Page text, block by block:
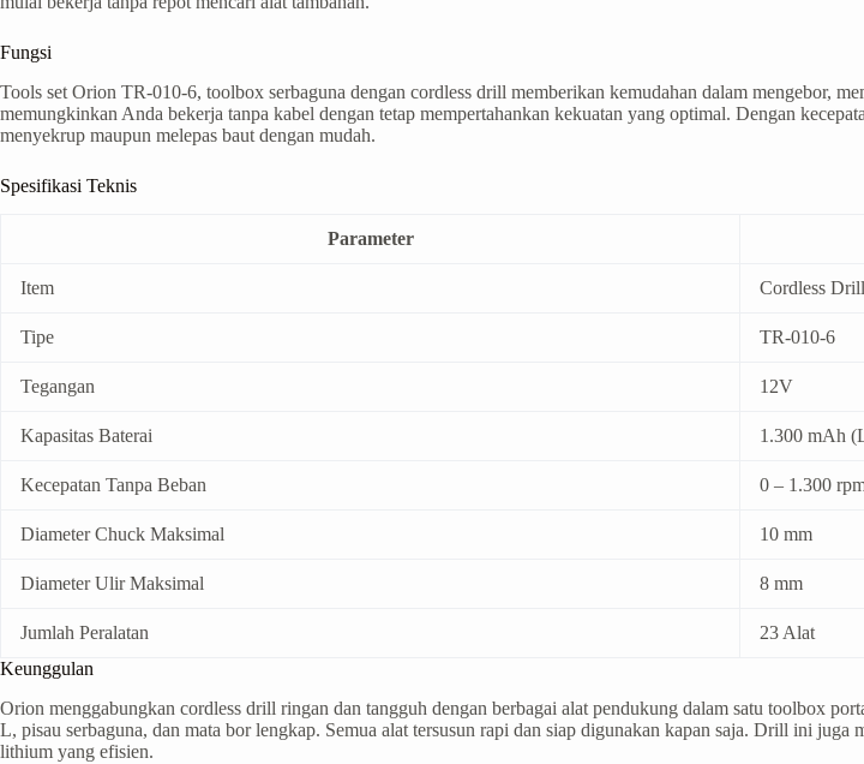
Fungsi
Tools set Orion TR-010-6, toolbox serbaguna dengan cordless drill memberikan kemudahan dalam mengebor,
memungkinkan Anda bekerja tanpa kabel dengan tetap mempertahankan kekuatan yang optimal. Dengan
menyekrup maupun melepas baut dengan mudah.
Spesifikasi Teknis
Parameter
Item Cordless
Tipe TR-010-6
Tegangan 12V
Kapasitas Baterai 1.300 mAh
Kecepatan Tanpa Beban 0 – 1.300
Diameter Chuck Maksimal 10 mm
Diameter Ulir Maksimal 8 mm
Jumlah Peralatan
23 Alat
Keunggulan
Orion menggabungkan cordless drill ringan dan tangguh dengan berbagai alat pendukung dalam satu toolbox
L, pisau serbaguna, dan mata bor lengkap. Semua alat tersusun rapi dan siap digunakan kapan saja. Drill ini
lithium yang efisien.